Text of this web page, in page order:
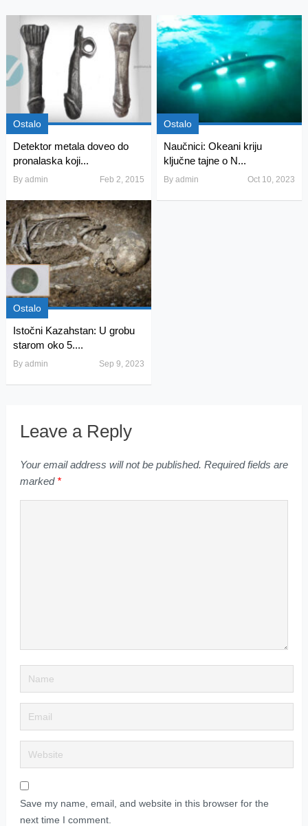
Ostalo
Detektor metala doveo do
pronalaska koji...
By admin Feb 2, 2015
Ostalo
Naučnici: Okeani kriju
ključne tajne o N...
Byadmin Oct 10, 2023
Ostalo
Istočni Kazahstan: U grobu
starom oko 5....
By admin Sep 9, 2023
Leave a Reply
Your email address will not be published. Required fields are
marked *
Save my name, email, and website in this browser for the
next time I comment.